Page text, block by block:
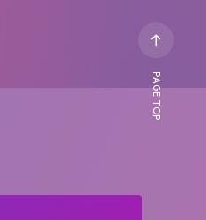
PAGE TOP